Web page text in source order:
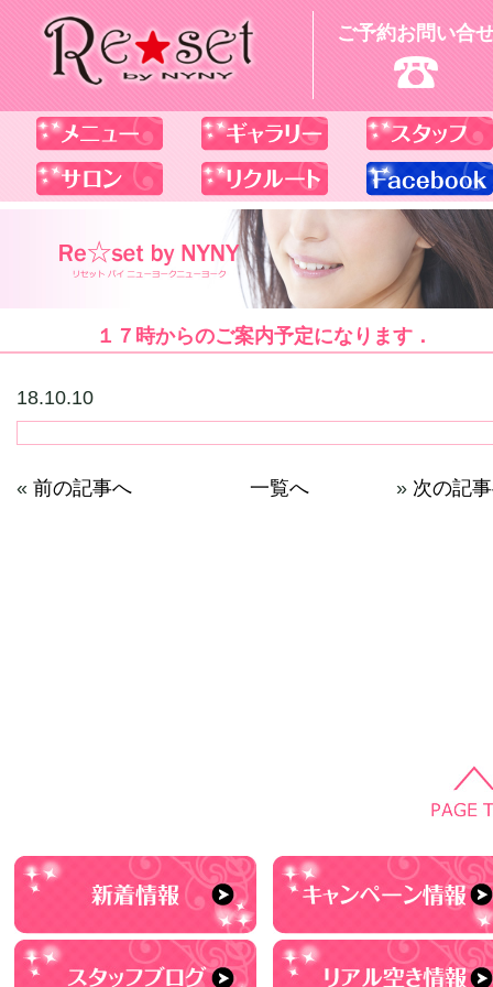
ご予約お問い合
１７時からのご案内予定になります．
18.10.10
« 前の記事へ 一覧へ » 次の記